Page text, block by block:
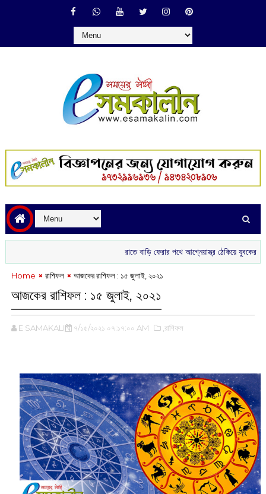
রাতে বাড়ি ফেরার পথে আগ্নেয়াস্ত্র ঠেকিয়ে যুবকের সোনার
Home রাশিফল আজকের রাশিফল : ১৫ জুলাই, ২০২১
আজকের রাশিফল : ১৫ জুলাই, ২০২১
E SAMAKALIN ৭/১৫/২০২১ ০৭:১৭:০০ AM ,রাশিফল